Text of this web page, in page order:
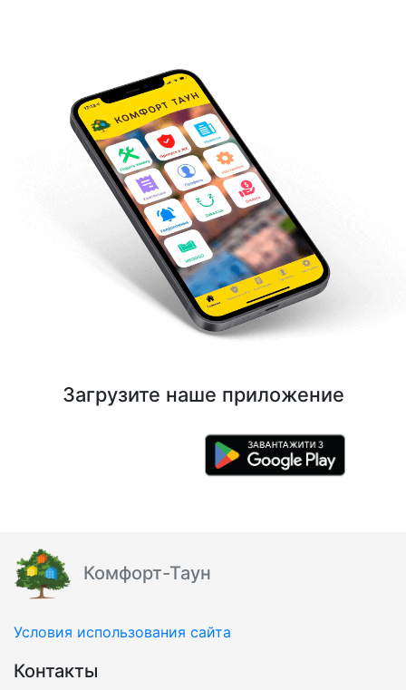
Загрузите наше приложение
Комфорт-Таун
Условия использования сайта
Контакты